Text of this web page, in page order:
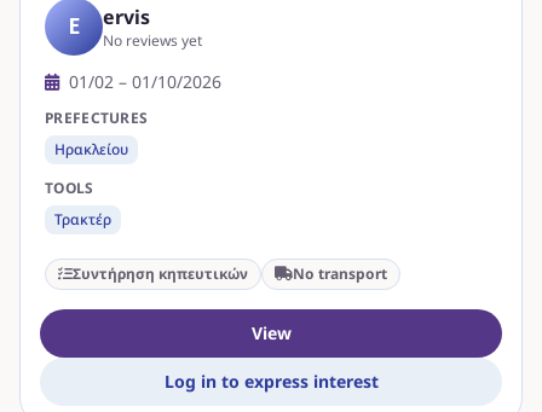
E ervis
No reviews yet
01/02 – 01/10/2026
PREFECTURES
Ηρακλείου
TOOLS
Τρακτέρ
Συντήρηση κηπευτικών No transport
View
Log in to express interest